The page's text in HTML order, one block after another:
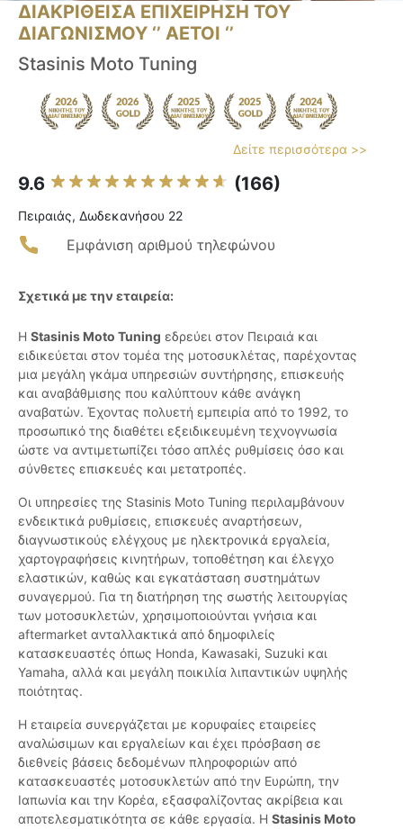
ΔΙΑΚΡΙΘΕΙΣΑ ΕΠΙΧΕΙΡΗΣΗ ΤΟΥ
ΔΙΑΓΩΝΙΣΜΟΥ ‘’ ΑΕΤΟΙ ‘’
Stasinis Moto Tuning
Δείτε περισσότερα >>
9.6 (166)
Πειραιάς, Δωδεκανήσου 22
Εμφάνιση αριθμού τηλεφώνου
Σχετικά με την εταιρεία:
Η Stasinis Moto Tuning εδρεύει στον Πειραιά και
ειδικεύεται στον τομέα της μοτοσυκλέτας, παρέχοντας
μια μεγάλη γκάμα υπηρεσιών συντήρησης, επισκευής
και αναβάθμισης που καλύπτουν κάθε ανάγκη
αναβατών. Έχοντας πολυετή εμπειρία από το 1992, το
προσωπικό της διαθέτει εξειδικευμένη τεχνογνωσία
ώστε να αντιμετωπίζει τόσο απλές ρυθμίσεις όσο και
σύνθετες επισκευές και μετατροπές.
Οι υπηρεσίες της Stasinis Moto Tuning περιλαμβάνουν
ενδεικτικά ρυθμίσεις, επισκευές αναρτήσεων,
διαγνωστικούς ελέγχους με ηλεκτρονικά εργαλεία,
χαρτογραφήσεις κινητήρων, τοποθέτηση και έλεγχο
ελαστικών, καθώς και εγκατάσταση συστημάτων
συναγερμού. Για τη διατήρηση της σωστής λειτουργίας
των μοτοσυκλετών, χρησιμοποιούνται γνήσια και
aftermarket ανταλλακτικά από δημοφιλείς
κατασκευαστές όπως Honda, Kawasaki, Suzuki και
Yamaha, αλλά και μεγάλη ποικιλία λιπαντικών υψηλής
ποιότητας.
Η εταιρεία συνεργάζεται με κορυφαίες εταιρείες
αναλώσιμων και εργαλείων και έχει πρόσβαση σε
διεθνείς βάσεις δεδομένων πληροφοριών από
κατασκευαστές μοτοσυκλετών από την Ευρώπη, την
Ιαπωνία και την Κορέα, εξασφαλίζοντας ακρίβεια και
αποτελεσματικότητα σε κάθε εργασία. Η Stasinis Moto